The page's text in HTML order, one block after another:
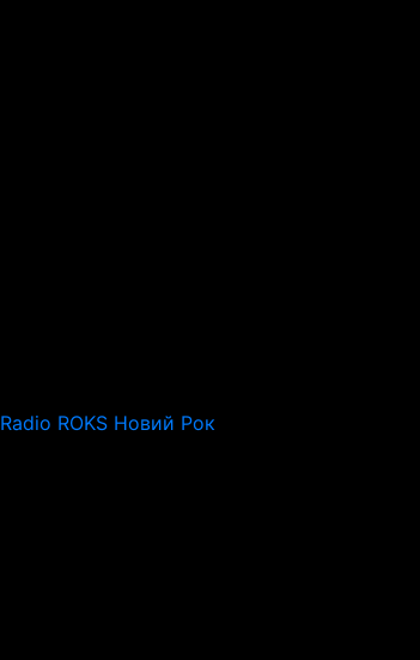
Radio ROKS Новий Рок